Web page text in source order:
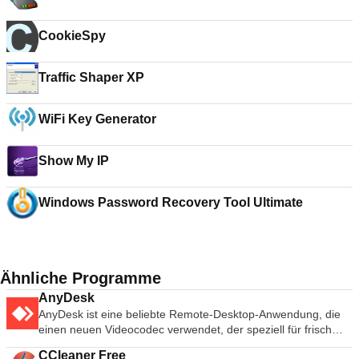
CookieSpy
Traffic Shaper XP
WiFi Key Generator
Show My IP
Windows Password Recovery Tool Ultimate
Ähnliche Programme
AnyDesk
AnyDesk ist eine beliebte Remote-Desktop-Anwendung, die
einen neuen Videocodec verwendet, der speziell für frisch
aussehende grafische Benutzeroberflächen entwickelt wurde.
CCleaner Free